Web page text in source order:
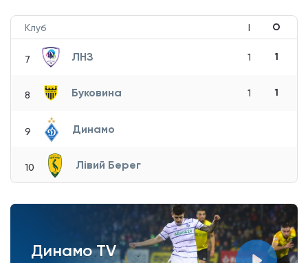
Клуб І О
7 ЛНЗ 1 1
8 Буковина 1 1
9 Динамо
10 Лівий Берег
Динамо TV